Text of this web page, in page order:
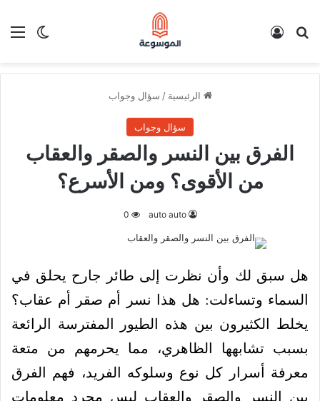
الوضع بحث عن
الرئيسية / سؤال وجواب
سؤال وجواب
الفرق بين النسر والصقر والعقاب
من الأقوى؟ ومن الأسرع؟
auto auto
0
هل سبق لك وأن نظرت إلى طائر جارح يحلق في
السماء وتساءلت: هل هذا نسر أم صقر أم عقاب؟
يخلط الكثيرون بين هذه الطيور المفترسة الرائعة
بسبب تشابهها الظاهري، مما يحرمهم من متعة
معرفة أسرار كل نوع وسلوكه الفريد، فهم الفرق
بين النسر والصقر والعقاب ليس مجرد معلومات